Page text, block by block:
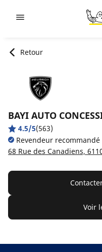
Retour
BAYI AUTO
4.5/5(563)
Revendeur recommandé
Voir